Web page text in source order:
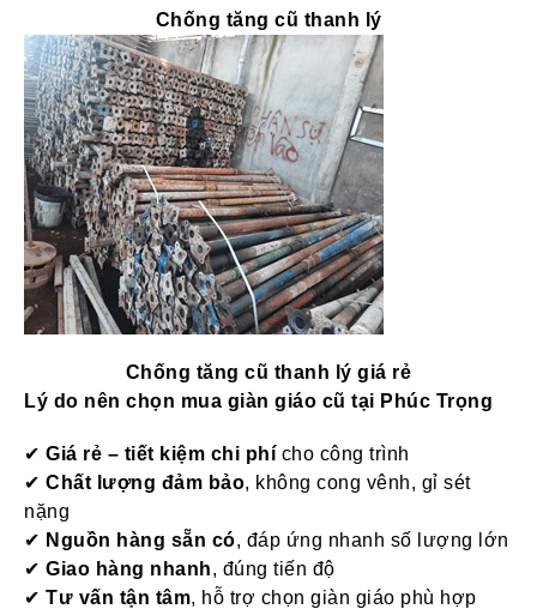
Chống tăng cũ thanh lý
Chống tăng cũ thanh lý giá rẻ
Lý do nên chọn mua giàn giáo cũ tại Phúc Trọng
✔ Giá rẻ – tiết kiệm chi phí cho công trình
✔ Chất lượng đảm bảo, không cong vênh, gỉ sét
nặng
✔ Nguồn hàng sẵn có, đáp ứng nhanh số lượng lớn
✔ Giao hàng nhanh, đúng tiến độ
✔ Tư vấn tận tâm, hỗ trợ chọn giàn giáo phù hợp